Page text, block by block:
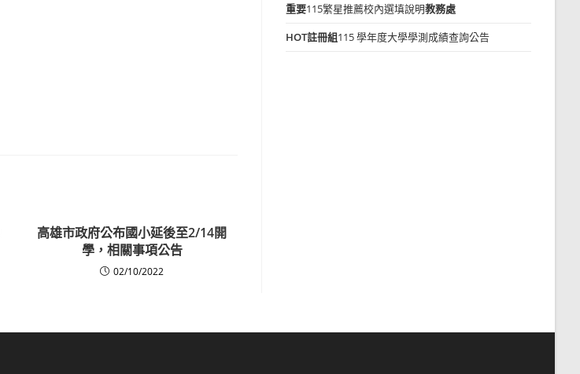
高雄市政府公布國小延後至2/14開
學，相關事項公告
02/10/2022
重要115繁星推薦校內選填說明教務處
HOT註冊組115 學年度大學學測成績查詢公告